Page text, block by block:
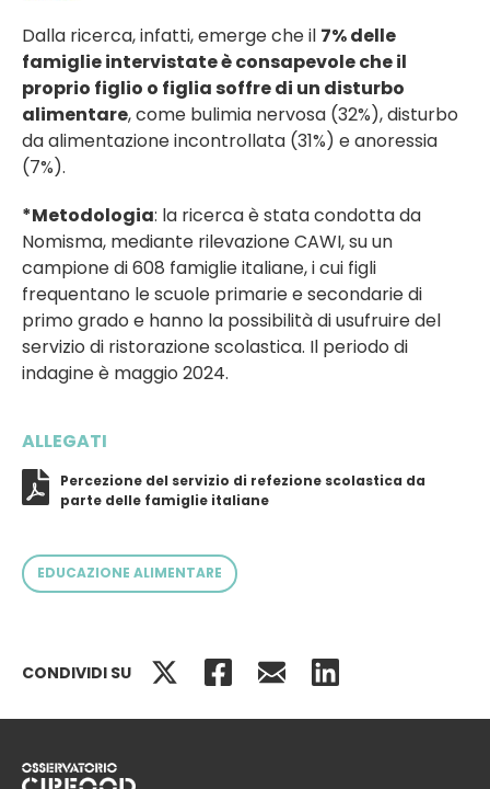
Dalla ricerca, infatti, emerge che il 7% delle
famiglie intervistate è consapevole che il
proprio figlio o figlia soffre di un disturbo
alimentare, come bulimia nervosa (32%), disturbo
da alimentazione incontrollata (31%) e anoressia
(7%).
*Metodologia: la ricerca è stata condotta da
Nomisma, mediante rilevazione CAWI, su un
campione di 608 famiglie italiane, i cui figli
frequentano le scuole primarie e secondarie di
primo grado e hanno la possibilità di usufruire del
servizio di ristorazione scolastica. Il periodo di
indagine è maggio 2024.
ALLEGATI
Percezione del servizio di refezione scolastica da
parte delle famiglie italiane
EDUCAZIONE ALIMENTARE
RUOLO SOCIALE DEL CIBO
CONDIVIDI SU